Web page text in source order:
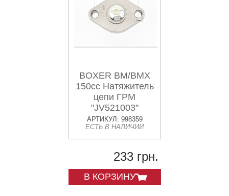
BOXER BM/BMX
150cc Натяжитель
цепи ГРМ
"JV521003"
АРТИКУЛ: 998359
ЕСТЬ В НАЛИЧИИ
233 грн.
В КОРЗИНУ